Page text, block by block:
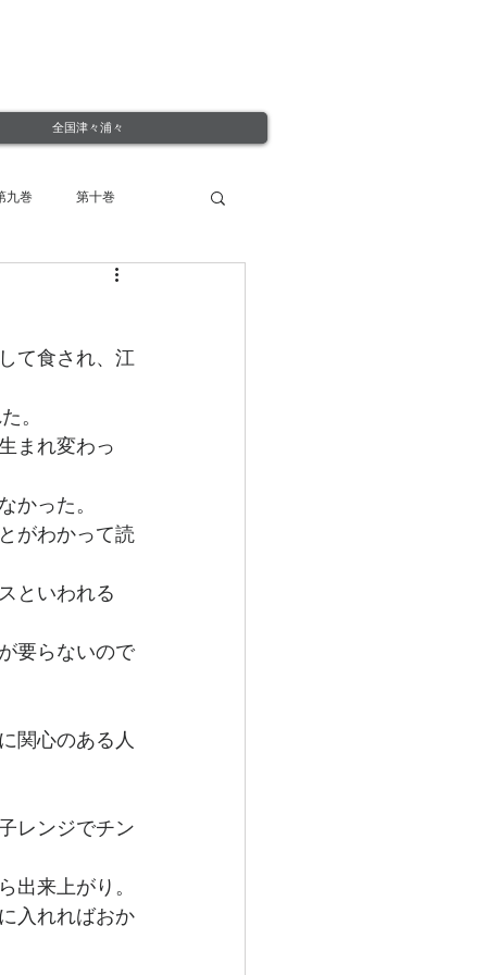
全国津々浦々
九巻 第十巻
て食され、江
。
まれ変わっ
かった。
がわかって読
といわれる
要らないので
関心のある人
レンジでチン
出来上がり。
入れればおか